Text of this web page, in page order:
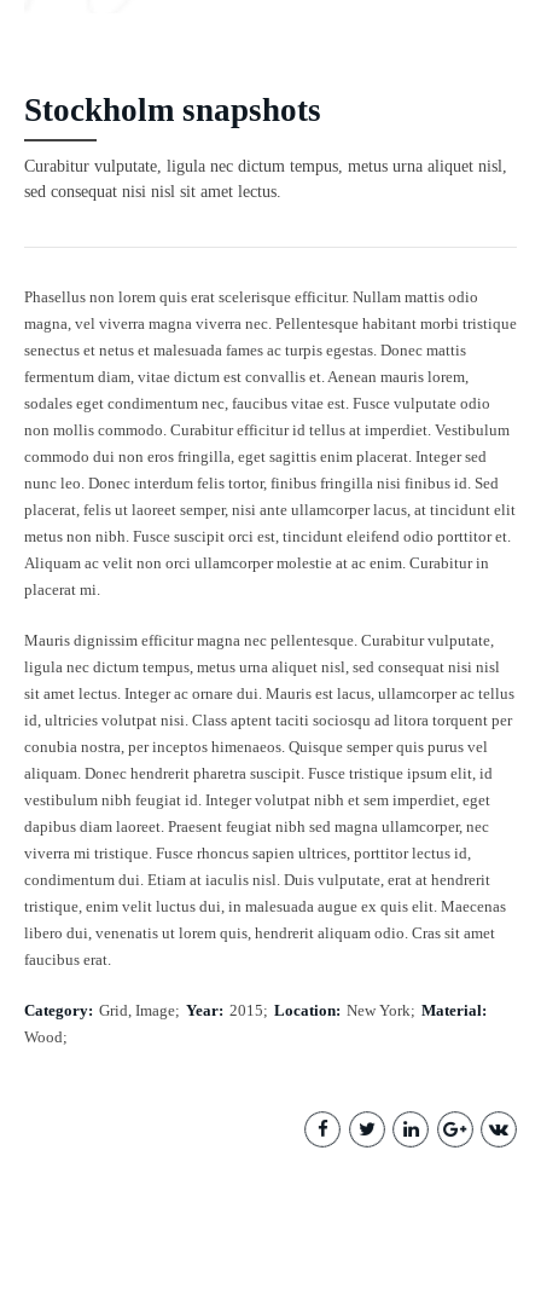
Stockholm snapshots
Curabitur vulputate, ligula nec dictum tempus, metus urna aliquet nisl,
sed consequat nisi nisl sit amet lectus.
Phasellus non lorem quis erat scelerisque efficitur. Nullam mattis odio
magna, vel viverra magna viverra nec. Pellentesque habitant morbi tristique
senectus et netus et malesuada fames ac turpis egestas. Donec mattis
fermentum diam, vitae dictum est convallis et. Aenean mauris lorem,
sodales eget condimentum nec, faucibus vitae est. Fusce vulputate odio
non mollis commodo. Curabitur efficitur id tellus at imperdiet. Vestibulum
commodo dui non eros fringilla, eget sagittis enim placerat. Integer sed
nunc leo. Donec interdum felis tortor, finibus fringilla nisi finibus id. Sed
placerat, felis ut laoreet semper, nisi ante ullamcorper lacus, at tincidunt elit
metus non nibh. Fusce suscipit orci est, tincidunt eleifend odio porttitor et.
Aliquam ac velit non orci ullamcorper molestie at ac enim. Curabitur in
placerat mi.
Mauris dignissim efficitur magna nec pellentesque. Curabitur vulputate,
ligula nec dictum tempus, metus urna aliquet nisl, sed consequat nisi nisl
sit amet lectus. Integer ac ornare dui. Mauris est lacus, ullamcorper ac tellus
id, ultricies volutpat nisi. Class aptent taciti sociosqu ad litora torquent per
conubia nostra, per inceptos himenaeos. Quisque semper quis purus vel
aliquam. Donec hendrerit pharetra suscipit. Fusce tristique ipsum elit, id
vestibulum nibh feugiat id. Integer volutpat nibh et sem imperdiet, eget
dapibus diam laoreet. Praesent feugiat nibh sed magna ullamcorper, nec
viverra mi tristique. Fusce rhoncus sapien ultrices, porttitor lectus id,
condimentum dui. Etiam at iaculis nisl. Duis vulputate, erat at hendrerit
tristique, enim velit luctus dui, in malesuada augue ex quis elit. Maecenas
libero dui, venenatis ut lorem quis, hendrerit aliquam odio. Cras sit amet
faucibus erat.
Category Grid, Image Year 2015 Location New York
Material
Wood